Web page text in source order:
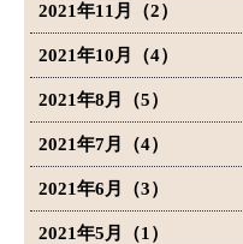
2021年11月（2）
2021年10月（4）
2021年8月（5）
2021年7月（4）
2021年6月（3）
2021年5月（1）